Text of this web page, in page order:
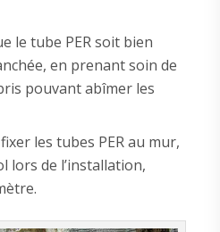
le tube PER soit bien
en prenant soin de
pouvant abîmer les
les tubes PER au mur,
lors de l’installation,